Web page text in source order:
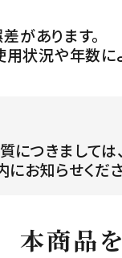
があります。
状況や年数に
につきましては
お知らせくだ
本商品